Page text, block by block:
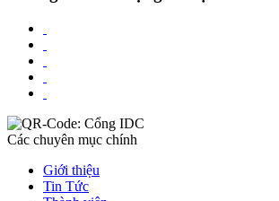
Các chuyên mục chính
Giới thiệu
Tin Tức